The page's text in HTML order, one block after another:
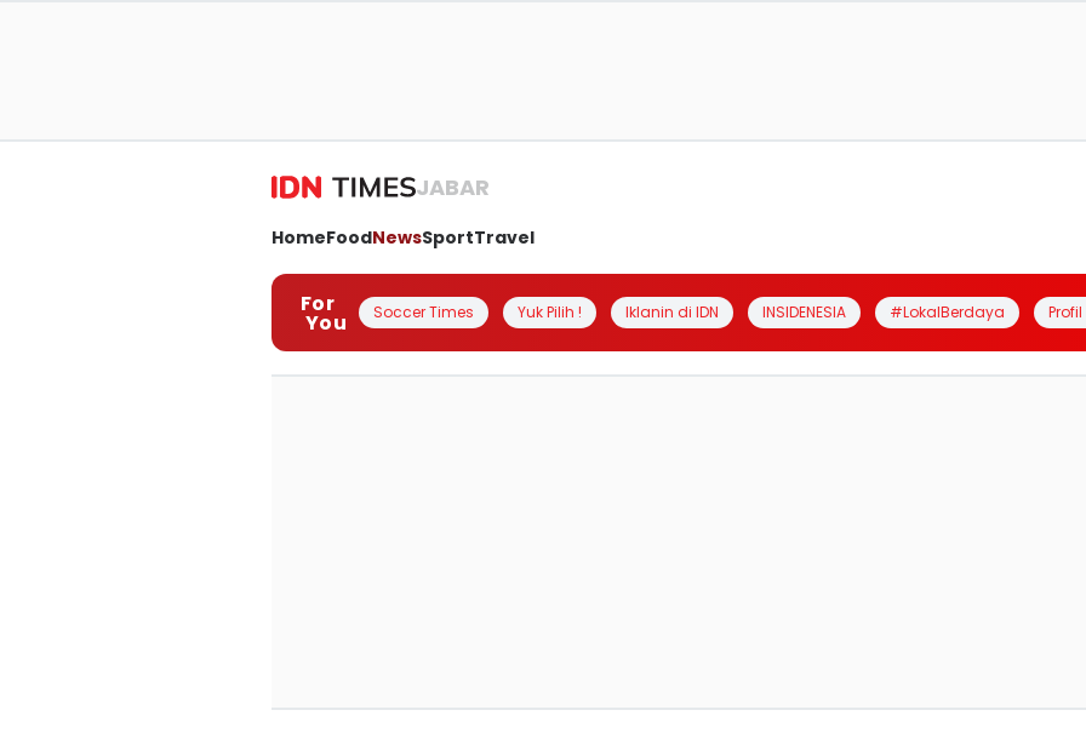
JABAR
HomeFoodNewsSportTravel
For
You Soccer Times Yuk Pilih ! Iklanin di IDN INSIDENESIA #LokalBerdaya